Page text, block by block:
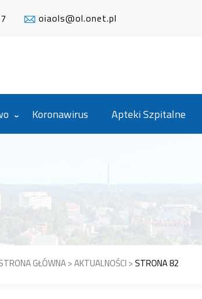
oiaols@ol.onet.pl
Koronawirus Apteki Szpitalne
GŁÓWNA>AKTUALNOŚCI >STRONA 82